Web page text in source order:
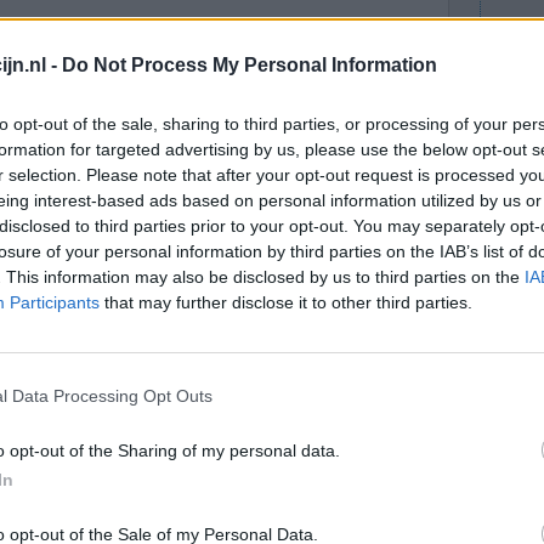
- Do Not Process My Personal Information
opt-out of the sale, sharing to third parties, or processing of your
for targeted advertising by us, please use the below opt-out
selection. Please note that after your opt-out request is processed
interest-based ads based on personal information utilized by us
to third parties prior to your opt-out. You may separately
of your personal information by third parties on the IAB’s list of
This information may also be disclosed by us to third parties on the
Participants that may further disclose it to other third parties.
Data Processing Opt Outs
opt-out of the Sharing of my personal data.
opt-out of the Sale of my Personal Data.
1 Reactie
Effectiviteit
voor
er ook wakker van, dat vind ik niet zo leuk.
de baclofen niet goed zat. Iedere keer